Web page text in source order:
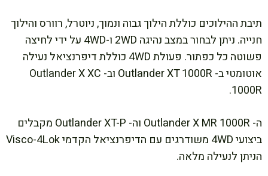
תיבת ההילוכים כוללת הילוך גבוה ונמוך, ניוטרל, רוורס והילוך
חנייה. ניתן לבחור במצב נהיגה 2WD ו-4WD על ידי לחיצה
פשוטה כל כפתור. פעולת 4WD כוללת דיפרנציאל נעילה
אוטומטי ב- Outlander XT 1000R וב- Outlander X XC
1000R.
ה- Outlander X MR 1000R וה- Outlander XT-P מקבלים
ביצועי 4WD משודרגים עם הדיפרנציאל הקדמי Visco-4Lok
הניתן לנעילה מלאה.